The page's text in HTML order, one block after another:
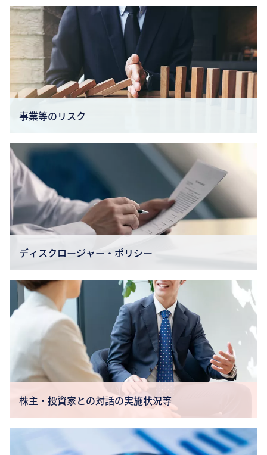
事業等のリスク
ディスクロージャー・ポリシー
株主・投資家との対話の実施状況等